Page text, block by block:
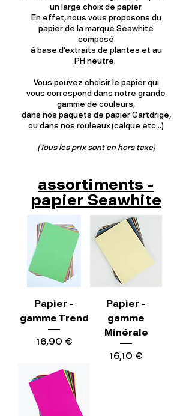
un large choix de papier.
En effet, nous vous proposons du
papier de la marque Seawhite
composé
à base d'extraits de plantes et au
PH neutre.
Vous pouvez choisir le papier qui
vous correspond dans notre grande
gamme de couleurs,
dans nos paquets de papier Cartdrige,
ou dans nos rouleaux (calque etc...)
(Tous les prix sont en hors taxe)
assortiments -
papier Seawhite
Papier -
gamme Trend
Precio
16,90 €
Papier -
gamme
Minérale
Precio
16,10 €